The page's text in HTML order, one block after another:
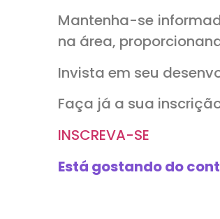
Mantenha-se
na área,
Invista em seu
Faça já a sua
INSCREVA-SE
Está gostando do